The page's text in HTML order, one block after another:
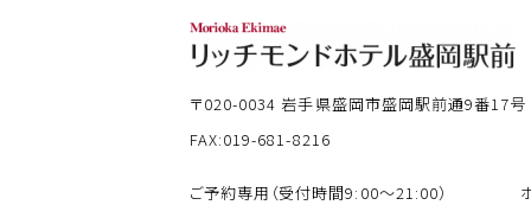
〒020-0034岩手県盛岡市盛岡駅前通9番17号
FAX:019-681-8216
ご予約専用（受付時間9:00～21:00）